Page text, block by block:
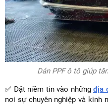
Dán PPF ô tô giúp
✅ Đặt niềm tin vào nhữngđịa
nơi sự chuyên nghiệp và kinh